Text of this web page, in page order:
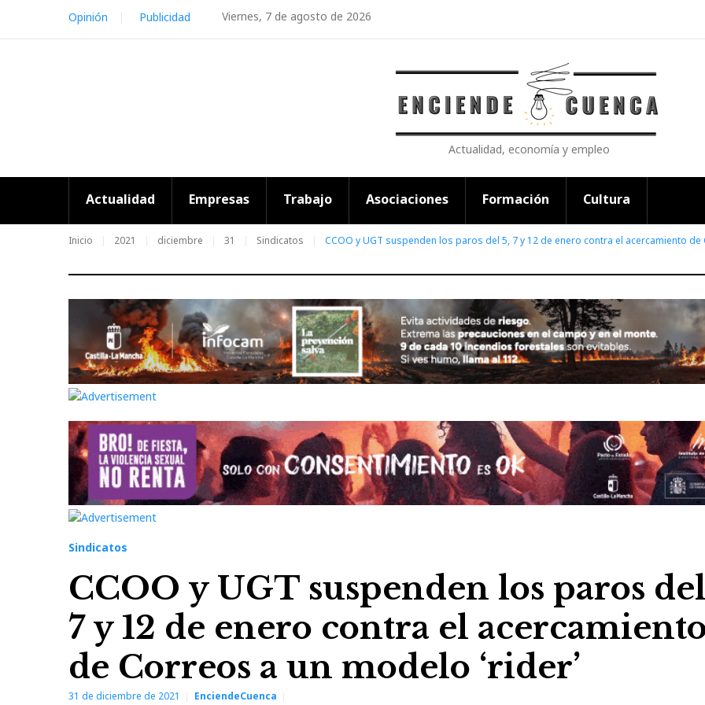
content
Viernes, 7 de agosto de 2026
Opinión Publicidad
Actualidad, economía y empleo
Actualidad Empresas Trabajo Asociaciones Formación Cultura
Inicio 2021 diciembre 31 Sindicatos CCOO y UGT suspenden los paros del 5, 7 y 12 de enero contra el acercamiento de
Sindicatos
CCOO y UGT suspenden los paros
7 y 12 de enero contra el
de Correos a un modelo ‘rider’
31 de diciembre de 2021 EnciendeCuenca